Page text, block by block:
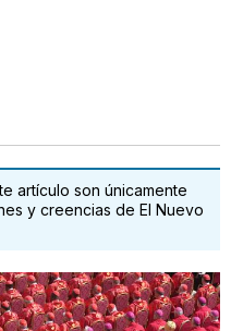
artículo son únicamente
y creencias de El Nuevo